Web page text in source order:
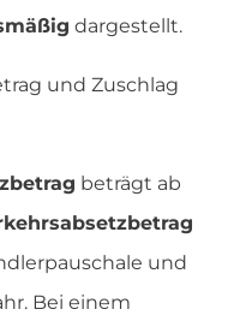
dargestellt.
und Zuschlag
beträgt ab
und
Bei einem